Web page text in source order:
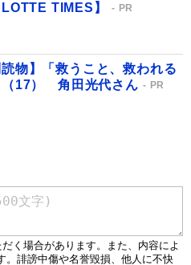
TIMES】
PR
読物】「救うこと、救われる
（17） 角田光代さん
PR